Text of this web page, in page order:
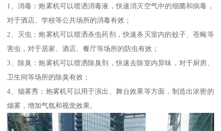
1、消毒：炮雾机可以喷洒消毒液，快速消灭空气中的细菌和病毒，
对于酒店、学校等公共场所的消毒有效；
2、灭虫：炮雾机可以喷洒杀虫药剂，快速杀灭室内的蚊子、苍蝇等
害虫，对于居家、酒店、餐厅等场所的防虫有效；
3、除臭：炮雾机可以喷洒除臭剂，快速去除室内异味，对于厨房、
卫生间等场所的除臭有效；
4、烟雾秀：炮雾机可以用于演出、舞台效果等方面，制造出浓密的
烟雾，增加气氛和视觉效果。